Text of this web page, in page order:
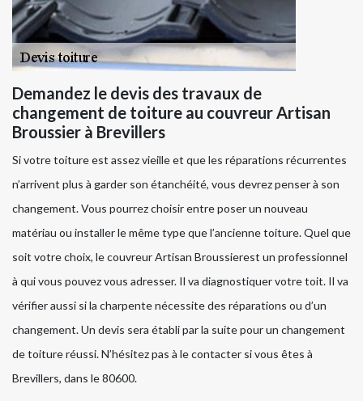
Demandez le devis des travaux de
changement de toiture au couvreur Artisan
Broussier à Brevillers
Si votre toiture est assez vieille et que les réparations récurrentes
n’arrivent plus à garder son étanchéité, vous devrez penser à son
changement. Vous pourrez choisir entre poser un nouveau
matériau ou installer le même type que l’ancienne toiture. Quel que
soit votre choix, le couvreur Artisan Broussierest un professionnel
à qui vous pouvez vous adresser. Il va diagnostiquer votre toit. Il va
vérifier aussi si la charpente nécessite des réparations ou d’un
changement. Un devis sera établi par la suite pour un changement
de toiture réussi. N’hésitez pas à le contacter si vous êtes à
Brevillers, dans le 80600.